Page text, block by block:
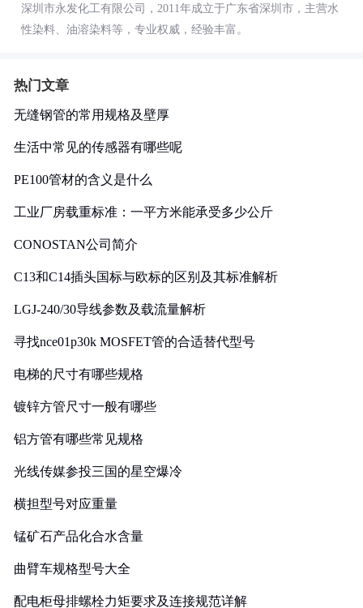
深圳市永发化工有限公司，2011年成立于广东省深圳市，主营水
性染料、油溶染料等，专业权威，经验丰富。
热门文章
无缝钢管的常用规格及壁厚
生活中常见的传感器有哪些呢
PE100管材的含义是什么
工业厂房载重标准：一平方米能承受多少公斤
CONOSTAN公司简介
C13和C14插头国标与欧标的区别及其标准解析
LGJ-240/30导线参数及载流量解析
寻找nce01p30k MOSFET管的合适替代型号
电梯的尺寸有哪些规格
镀锌方管尺寸一般有哪些
铝方管有哪些常见规格
光线传媒参投三国的星空爆冷
横担型号对应重量
锰矿石产品化合水含量
曲臂车规格型号大全
配电柜母排螺栓力矩要求及连接规范详解